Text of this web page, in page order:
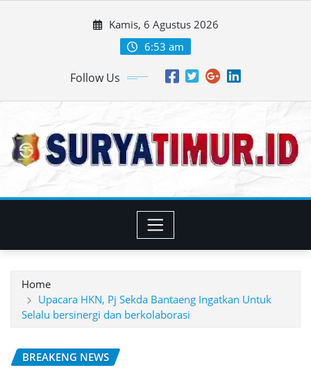
Kamis, 6 Agustus 2026
6:53 am
Follow Us
Home
Upacara HKN, Pj Sekda Bantaeng Ingatkan Untuk
Selalu bersinergi dan berkolaborasi
BREAKENG NEWS